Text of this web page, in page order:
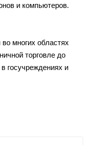
и компьютеров.
многих областях
торговле до
госучреждениях и